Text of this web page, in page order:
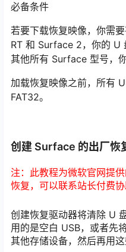
必备条件
若要下载恢复映像，你需
RT 和 Surface 2，你的 U
其他所有 Surface 型号，
加载恢复映像之前，所有
FAT32。
创建 Surface 的出厂恢
注：此教程为微软官网提
恢复，可以联系站长付费
创建恢复驱动器将清除 U
用的是空白 USB，或者先
其他存储设备，然后再用